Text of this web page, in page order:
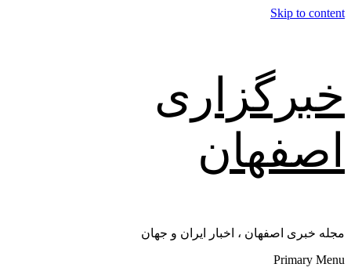
Skip to content
خبرگزاری
اصفهان
مجله خبری اصفهان ، اخبار ایران و جهان
Primary Menu